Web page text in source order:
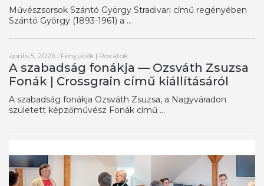
Művészsorsok Szántó György Stradivari című regényében
Szántó György (1893-1961) a ...
április 5, 2026 | Fényjáték | Rovatok
A szabadság fonákja — Ozsváth Zsuzsa
Fonák | Crossgrain című kiállításáról
A szabadság fonákja Ozsváth Zsuzsa, a Nagyváradon
született képzőművész Fonák című ...